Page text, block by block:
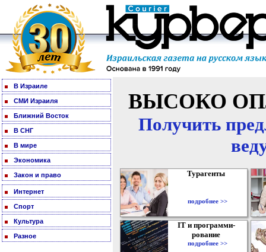
В Израиле
СМИ Израиля
Ближний Восток
В СНГ
В мире
Экономика
Закон и право
Интернет
Спорт
Культура
Разное
ВЫСОКО
Получить
Турагенты
подробнее >>
IT и программи-
рование
подробнее >>